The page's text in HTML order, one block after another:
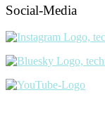
Social-Media